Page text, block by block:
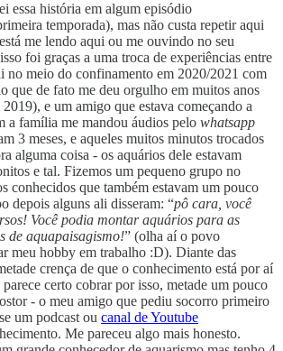
essa história em algum episódio
temporada), mas não custa repetir aqui
me lendo aqui ou me ouvindo no seu
foi graças a uma troca de experiências entre
no meio do confinamento em 2020/2021 com
que de fato me deu orgulho em muitos anos
e um amigo que estava começando a
a família me mandou áudios pelo whatsapp
3 meses, e aqueles muitos minutos trocados
alguma coisa - os aquários dele estavam
e tal. Fizemos um pequeno grupo no
conhecidos que também estavam um pouco
depois alguns ali disseram: “pô cara, você
Você podia montar aquários para as
de aquapaisagismo!” (olha aí o povo
meu hobby em trabalho :D). Diante das
crença de que o conhecimento está por aí
certo cobrar por isso, metade um pouco
- o meu amigo que pediu socorro primeiro
um podcast ou canal de Youtube
Me pareceu algo mais honesto.